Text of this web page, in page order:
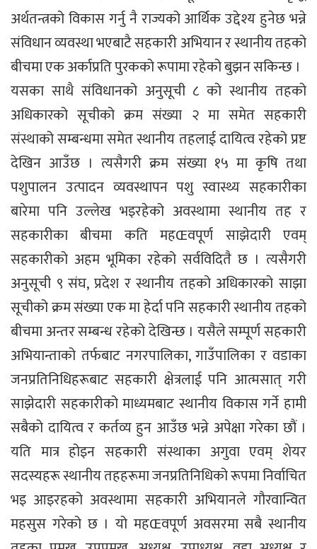
अर्थतन्त्रको विकास गर्नु नै राज्यको आर्थिक उद्देश्य हुनेछ भन्ने
संविधान व्यवस्था भएबाटै सहकारी अभियान र स्थानीय तहको
बीचमा एक अर्काप्रति पुरकको रूपामा रहेको बुझन सकिन्छ ।
यसका साथै संविधानको अनुसूची ८ को स्थानीय तहको
अधिकारको सूचीको क्रम संख्या २ मा समेत सहकारी
संस्थाको सम्बन्धमा समेत स्थानीय तहलाई दायित्व रहेको प्रष्ट
देखिन आउँछ । त्यसैगरी क्रम संख्या १५ मा कृषि तथा
पशुपालन उत्पादन व्यवस्थापन पशु स्वास्थ्य सहकारीका
बारेमा पनि उल्लेख भइरहेको अवस्थामा स्थानीय तह र
सहकारीका बीचमा कति महŒवपूर्ण साझेदारी एवम्
सहकारीको अहम भूमिका रहेको सर्वविदितै छ । त्यसैगरी
अनुसूची ९ संघ, प्रदेश र स्थानीय तहको अधिकारको साझा
सूचीको क्रम संख्या एक मा हेर्दा पनि सहकारी स्थानीय तहको
बीचमा अन्तर सम्बन्ध रहेको देखिन्छ । यसैले सम्पूर्ण सहकारी
अभियान्ताको तर्फबाट नगरपालिका, गाउँपालिका र वडाका
जनप्रतिनिधिहरूबाट सहकारी क्षेत्रलाई पनि आत्मसात् गरी
साझेदारी सहकारीको माध्यमबाट स्थानीय विकास गर्ने हामी
सबैको दायित्व र कर्तव्य हुन आउँछ भन्ने अपेक्षा गरेका छौं ।
यति मात्र होइन सहकारी संस्थाका अगुवा एवम् शेयर
सदस्यहरू स्थानीय तहहरूमा जनप्रतिनिधिको रूपमा निर्वाचित
भइ आइरहको अवस्थामा सहकारी अभियानले गौरवान्वित
महसुस गरेको छ । यो महŒवपूर्ण अवसरमा सबै स्थानीय